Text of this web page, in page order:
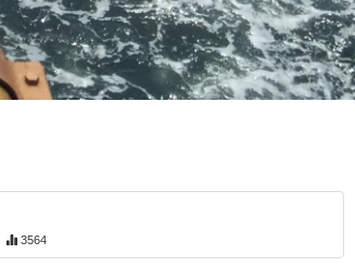
3564